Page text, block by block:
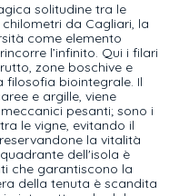
solitudine tra le
da Cagliari, la
come elemento
l’infinito. Qui i filari
zone boschive e
filosofia biointegrale. Il
e argille, viene
pesanti; sono i
le vigne, evitando il
la vitalità
dell'isola è
che garantiscono la
della tenuta è scandita